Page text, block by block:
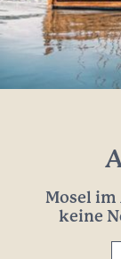
Mosel
keine